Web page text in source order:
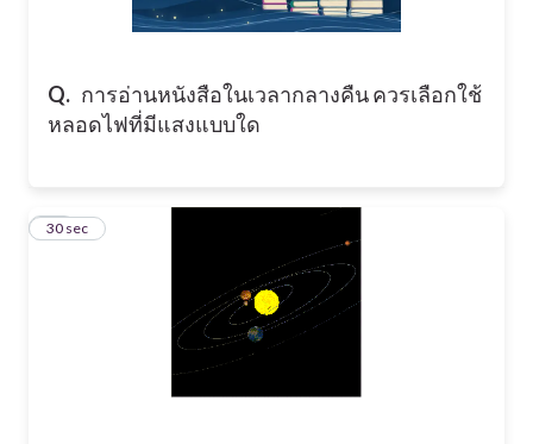
Q. การอ่านหนังสือในเวลากลางคืน ควรเลือกใช้
หลอดไฟที่มีแสงแบบใด
24
30 sec